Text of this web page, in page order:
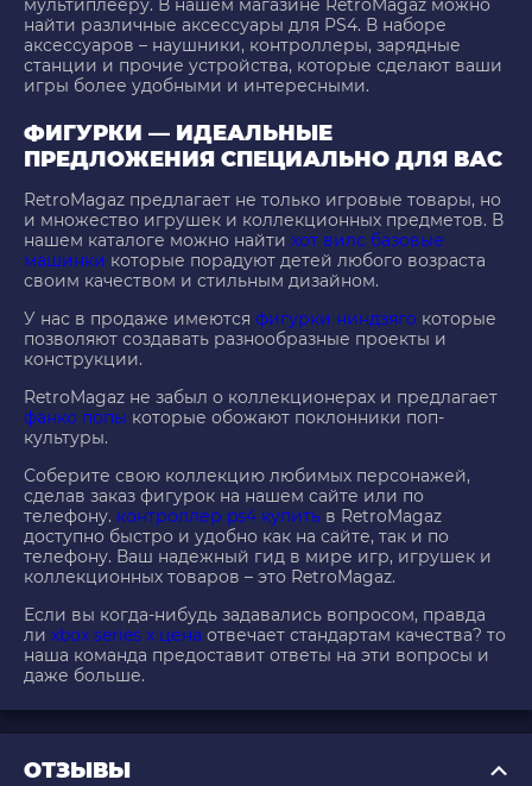
мультиплееру. В нашем магазине RetroMagaz можно
найти различные аксессуары для PS4. В наборе
аксессуаров – наушники, контроллеры, зарядные
станции и прочие устройства, которые сделают ваши
игры более удобными и интересными.
ФИГУРКИ — ИДЕАЛЬНЫЕ
ПРЕДЛОЖЕНИЯ СПЕЦИАЛЬНО ДЛЯ ВАС
RetroMagaz предлагает не только игровые товары, но
и множество игрушек и коллекционных предметов. В
нашем каталоге можно найти хот вилс базовые
машинки которые порадуют детей любого возраста
своим качеством и стильным дизайном.
У нас в продаже имеются фигурки ниндзяго которые
позволяют создавать разнообразные проекты и
конструкции.
RetroMagaz не забыл о коллекционерах и предлагает
фанко попы которые обожают поклонники поп-
культуры.
Соберите свою коллекцию любимых персонажей,
сделав заказ фигурок на нашем сайте или по
телефону. контроллер ps4 купить в RetroMagaz
доступно быстро и удобно как на сайте, так и по
телефону. Ваш надежный гид в мире игр, игрушек и
коллекционных товаров – это RetroMagaz.
Если вы когда-нибудь задавались вопросом, правда
ли xbox series x цена отвечает стандартам качества? то
наша команда предоставит ответы на эти вопросы и
даже больше.
ОТЗЫВЫ